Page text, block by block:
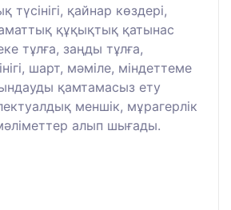
түсінігі, қайнар көздері,
құқықтық қатынас
тұлға, заңды тұлға,
шарт, мәміле, міндеттеме
қамтамасыз ету
меншік, мұрагерлік
алып шығады.